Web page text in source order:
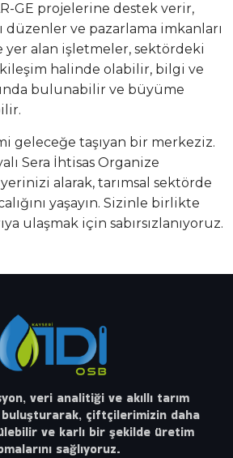
GE projelerine destek verir,
ve pazarlama imkanları
yer alan işletmeler, sektördeki
halinde olabilir, bilgi ve
bulunabilir ve büyüme
geleceğe taşıyan bir merkeziz.
Sera İhtisas Organize
alarak, tarımsal sektörde
yaşayın. Sizinle birlikte
ulaşmak için sabırsızlanıyoruz.
veri analitiği ve akıllı tarım
buluşturarak, çiftçilerimizin daha
ve karlı bir şekilde üretim
sağlıyoruz.